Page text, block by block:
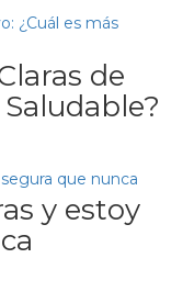
de
y estoy